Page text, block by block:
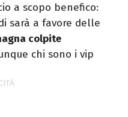
a scopo benefico:
sarà a favore delle
colpite
chi sono i vip